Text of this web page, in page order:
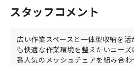
スタッフコメント
広い作業スペースと一体型収納を
も快適な作業環境を整えたいニー
番人気のメッシュチェアを組み合わ